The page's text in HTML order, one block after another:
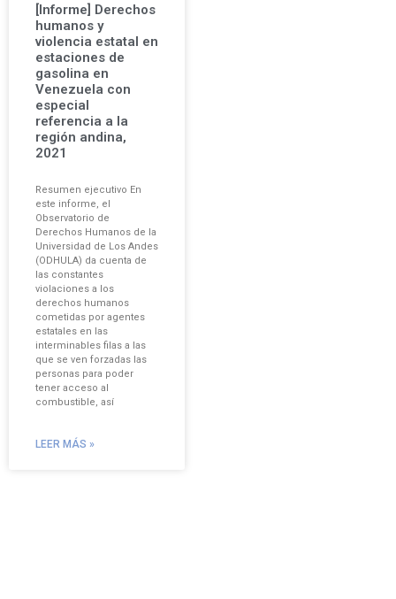
[Informe] Derechos
humanos y
violencia estatal en
estaciones de
gasolina en
Venezuela con
especial
referencia a la
región andina,
2021
Resumen ejecutivo En
este informe, el
Observatorio de
Derechos Humanos de la
Universidad de Los Andes
(ODHULA) da cuenta de
las constantes
violaciones a los
derechos humanos
cometidas por agentes
estatales en las
interminables filas a las
que se ven forzadas las
personas para poder
tener acceso al
combustible, así
LEER MÁS »